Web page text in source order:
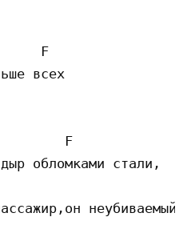
F
всех
F
обломками стали,
неубиваемый.